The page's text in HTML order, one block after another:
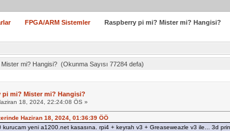
FPGA/ARM Sistemler
Raspberry pi mi? Mister mi? Hangisi?
mi? Hangisi? (Okunma Sayısı 77284 defa)
pi mi? Mister mi? Hangisi?
18, 2024, 22:24:08 ÖS »
Haziran 18, 2024, 01:36:39 ÖÖ
yeni a1200.net kasasına. rpi4 + keyrah v3 + Greaseweazle v3 ile... 3d